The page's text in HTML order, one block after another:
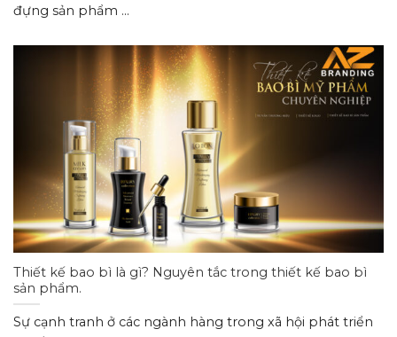
đựng sản phẩm ...
Thiết kế bao bì là gì? Nguyên tắc trong thiết kế bao bì
sản phẩm.
Sự cạnh tranh ở các ngành hàng trong xã hội phát triển